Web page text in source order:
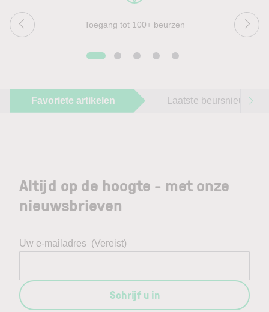
Toegang tot 100+ beurzen
Favoriete artikelen Laatste beursnieuws
Altijd op de hoogte - met onze
nieuwsbrieven
Uw e-mailadres (Vereist)
Schrijf u in